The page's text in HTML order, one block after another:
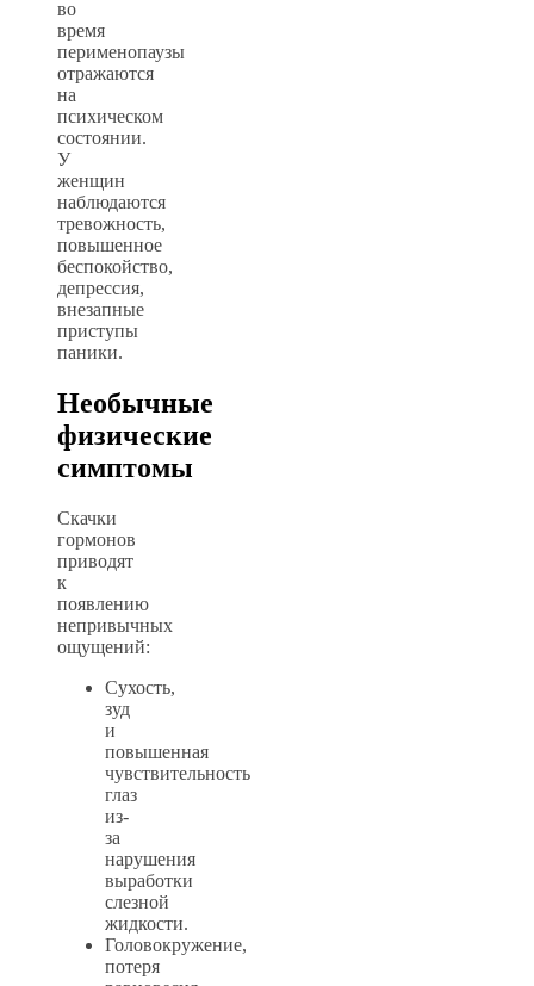
во
время
перименопаузы
отражаются
на
психическом
состоянии.
У
женщин
наблюдаются
тревожность,
повышенное
беспокойство,
депрессия,
внезапные
приступы
паники.
Необычные
физические
симптомы
Скачки
гормонов
приводят
к
появлению
непривычных
ощущений:
Сухость,
зуд
и
повышенная
чувствительность
глаз
из-
за
нарушения
выработки
слезной
жидкости.
Головокружение,
потеря